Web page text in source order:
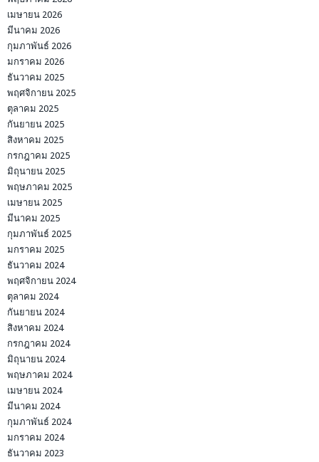
เมษายน 2026
มีนาคม 2026
กุมภาพันธ์ 2026
มกราคม 2026
ธันวาคม 2025
พฤศจิกายน 2025
ตุลาคม 2025
กันยายน 2025
สิงหาคม 2025
กรกฎาคม 2025
มิถุนายน 2025
พฤษภาคม 2025
เมษายน 2025
มีนาคม 2025
กุมภาพันธ์ 2025
มกราคม 2025
ธันวาคม 2024
พฤศจิกายน 2024
ตุลาคม 2024
กันยายน 2024
สิงหาคม 2024
กรกฎาคม 2024
มิถุนายน 2024
พฤษภาคม 2024
เมษายน 2024
มีนาคม 2024
กุมภาพันธ์ 2024
มกราคม 2024
ธันวาคม 2023